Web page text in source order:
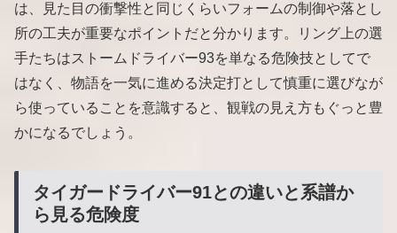
は、見た目の衝撃性と同じくらいフォームの制御や落とし
所の工夫が重要なポイントだと分かります。リング上の選
手たちはストームドライバー93を単なる危険技としてで
はなく、物語を一気に進める決定打として慎重に選びなが
ら使っていることを意識すると、観戦の見え方もぐっと豊
かになるでしょう。
タイガードライバー91との違いと系譜か
ら見る危険度